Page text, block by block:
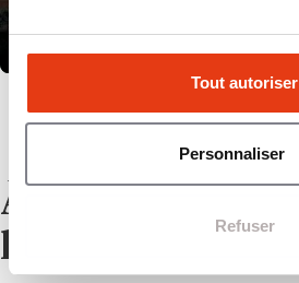
Tout autoriser
Personnaliser
Refuser
Strasbourg
demander plus d'infos
À propos de
l’établissement